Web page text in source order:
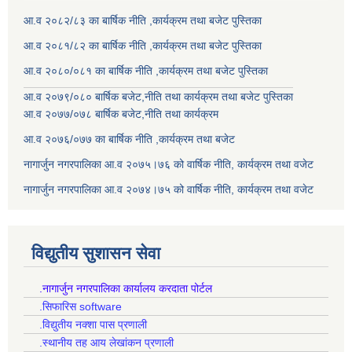
आ.व २०८२/८३ का बार्षिक नीति ,कार्यक्रम तथा बजेट पुस्तिका
आ.व २०८१/८२ का बार्षिक नीति ,कार्यक्रम तथा बजेट पुस्तिका
आ.व २०८०/०८१ का बार्षिक नीति ,कार्यक्रम तथा बजेट पुस्तिका
आ.व २०७९/०८० बार्षिक बजेट,नीति तथा कार्यक्रम तथा बजेट पुस्तिका
आ.व २०७७/०७८ बार्षिक बजेट,नीति तथा कार्यक्रम
आ.व २०७६/०७७ का बार्षिक नीति ,कार्यक्रम तथा बजेट
नागार्जुन नगरपालिका आ.व २०७५।७६ को वार्षिक नीति, कार्यक्रम तथा वजेट
नागार्जुन नगरपालिका आ.व २०७४।७५ को वार्षिक नीति, कार्यक्रम तथा वजेट
विद्युतीय सुशासन सेवा
.नागार्जुन नगरपालिका कार्यालय करदाता पोर्टल
.सिफारिस software
.विद्युतीय नक्शा पास प्रणाली
.स्थानीय तह आय लेखांकन प्रणाली